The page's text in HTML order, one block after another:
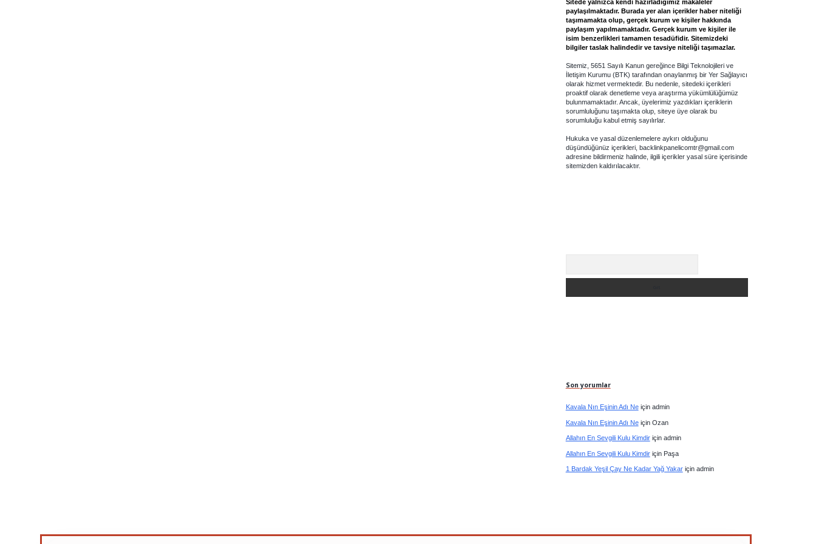
Sitede yalnızca kendi hazırladığımız makaleler
paylaşılmaktadır. Burada yer alan içerikler haber niteliği
taşımamakta olup, gerçek kurum ve kişiler hakkında
paylaşım yapılmamaktadır. Gerçek kurum ve kişiler ile
isim benzerlikleri tamamen tesadüfidir. Sitemizdeki
bilgiler taslak halindedir ve tavsiye niteliği taşımazlar.
Sitemiz, 5651 Sayılı Kanun gereğince Bilgi Teknolojileri ve
İletişim Kurumu (BTK) tarafından onaylanmış bir Yer Sağlayıcı
olarak hizmet vermektedir. Bu nedenle, sitedeki içerikleri
proaktif olarak denetleme veya araştırma yükümlülüğümüz
bulunmamaktadır. Ancak, üyelerimiz yazdıkları içeriklerin
sorumluluğunu taşımakta olup, siteye üye olarak bu
sorumluluğu kabul etmiş sayılırlar.
Hukuka ve yasal düzenlemelere aykırı olduğunu
düşündüğünüz içerikleri, backlinkpanelicomtr@gmail.com
adresine bildirmeniz halinde, ilgili içerikler yasal süre içerisinde
sitemizden kaldırılacaktır.
Son yorumlar
Kavala Nın Eşinin Adı Neiçin admin
Kavala Nın Eşinin Adı Neiçin Ozan
Allahın En Sevgili Kulu Kimdiriçin admin
Allahın En Sevgili Kulu Kimdiriçin Paşa
1 Bardak Yeşil Çay Ne Kadar Yağ Yakariçin admin